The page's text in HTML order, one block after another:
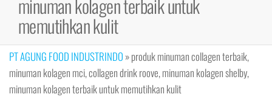
minuman kolagen terbaik untuk
memutihkan kulit
PT AGUNG FOOD INDUSTRINDO »produk minuman collagen terbaik,
minuman kolagen mci, collagen drink roove, minuman kolagen shelby,
minuman kolagen terbaik untuk memutihkan kulit